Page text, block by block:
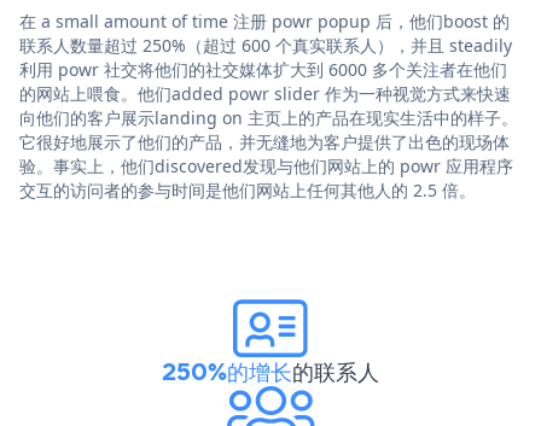
在 a small amount of time 注册 powr popup 后，他们boost 的
联系人数量超过 250%（超过 600 个真实联系人），并且 steadily
利用 powr 社交将他们的社交媒体扩大到 6000 多个关注者在他们
的网站上喂食。他们added powr slider 作为一种视觉方式来快速
向他们的客户展示landing on 主页上的产品在现实生活中的样子。
它很好地展示了他们的产品，并无缝地为客户提供了出色的现场体
验。事实上，他们discovered发现与他们网站上的 powr 应用程序
交互的访问者的参与时间是他们网站上任何其他人的 2.5 倍。
250%的增长的联系人